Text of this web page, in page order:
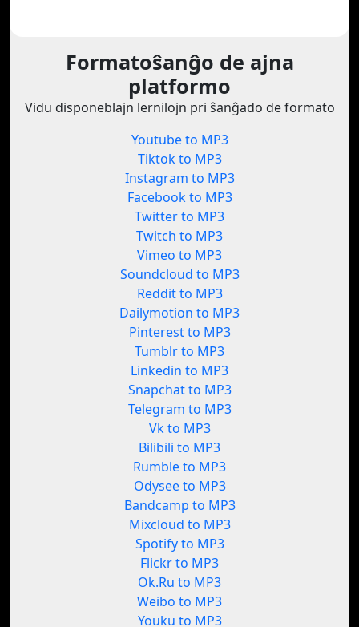
Formatoŝanĝo de ajna
platformo
Vidu disponeblajn lernilojn pri ŝanĝado de formato
Youtube to MP3
Tiktok to MP3
Instagram to MP3
Facebook to MP3
Twitter to MP3
Twitch to MP3
Vimeo to MP3
Soundcloud to MP3
Reddit to MP3
Dailymotion to MP3
Pinterest to MP3
Tumblr to MP3
Linkedin to MP3
Snapchat to MP3
Telegram to MP3
Vk to MP3
Bilibili to MP3
Rumble to MP3
Odysee to MP3
Bandcamp to MP3
Mixcloud to MP3
Spotify to MP3
Flickr to MP3
Ok.Ru to MP3
Weibo to MP3
Youku to MP3